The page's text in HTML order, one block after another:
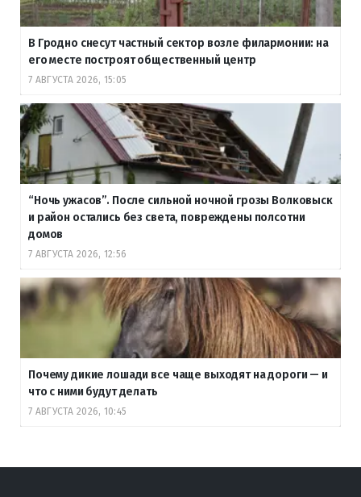
В Гродно снесут частный сектор возле филармонии: на
его месте построят общественный центр
7 АВГУСТА 2026, 15:05
“Ночь ужасов”. После сильной ночной грозы Волковыск
и район остались без света, повреждены полсотни
домов
7 АВГУСТА 2026, 12:56
Почему дикие лошади все чаще выходят на дороги — и
что с ними будут делать
7 АВГУСТА 2026, 10:45